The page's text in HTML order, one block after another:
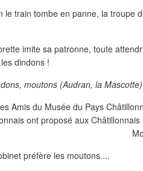
le train tombe en panne, la troupe
imite sa patronne, toute
dindons !
moutons (Audran, la Mascotte)
préfère les moutons....